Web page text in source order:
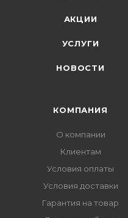
АКЦИИ
УСЛУГИ
НОВОСТИ
КОМПАНИЯ
О компании
Клиентам
Условия оплаты
Условия доставки
Гарантия на товар